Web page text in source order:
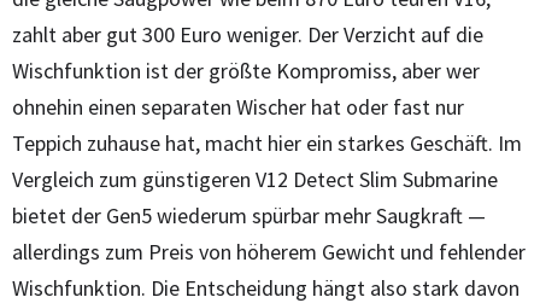
zahlt aber gut 300 Euro weniger. Der Verzicht auf die
Wischfunktion ist der größte Kompromiss, aber wer
ohnehin einen separaten Wischer hat oder fast nur
Teppich zuhause hat, macht hier ein starkes Geschäft. Im
Vergleich zum günstigeren V12 Detect Slim Submarine
bietet der Gen5 wiederum spürbar mehr Saugkraft —
allerdings zum Preis von höherem Gewicht und fehlender
Wischfunktion. Die Entscheidung hängt also stark davon